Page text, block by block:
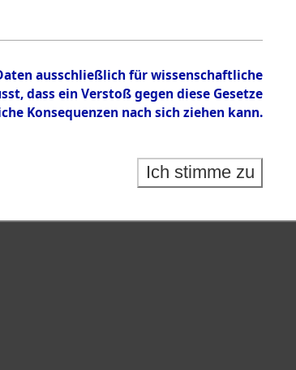
ausschließlich für wissenschaftliche
dass ein Verstoß gegen diese Gesetze
Konsequenzen nach sich ziehen kann.
Ich stimme zu